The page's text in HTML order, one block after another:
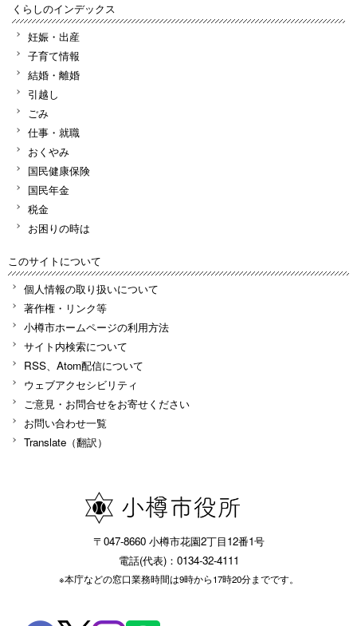
くらしのインデックス
妊娠・出産
子育て情報
結婚・離婚
引越し
ごみ
仕事・就職
おくやみ
国民健康保険
国民年金
税金
お困りの時は
このサイトについて
個人情報の取り扱いについて
著作権・リンク等
小樽市ホームページの利用方法
サイト内検索について
RSS、Atom配信について
ウェブアクセシビリティ
ご意見・お問合せをお寄せください
お問い合わせ一覧
Translate（翻訳）
〒047-8660 小樽市花園2丁目12番1号
電話(代表)：0134-32-4111
※本庁などの窓口業務時間は9時から17時20分までです。